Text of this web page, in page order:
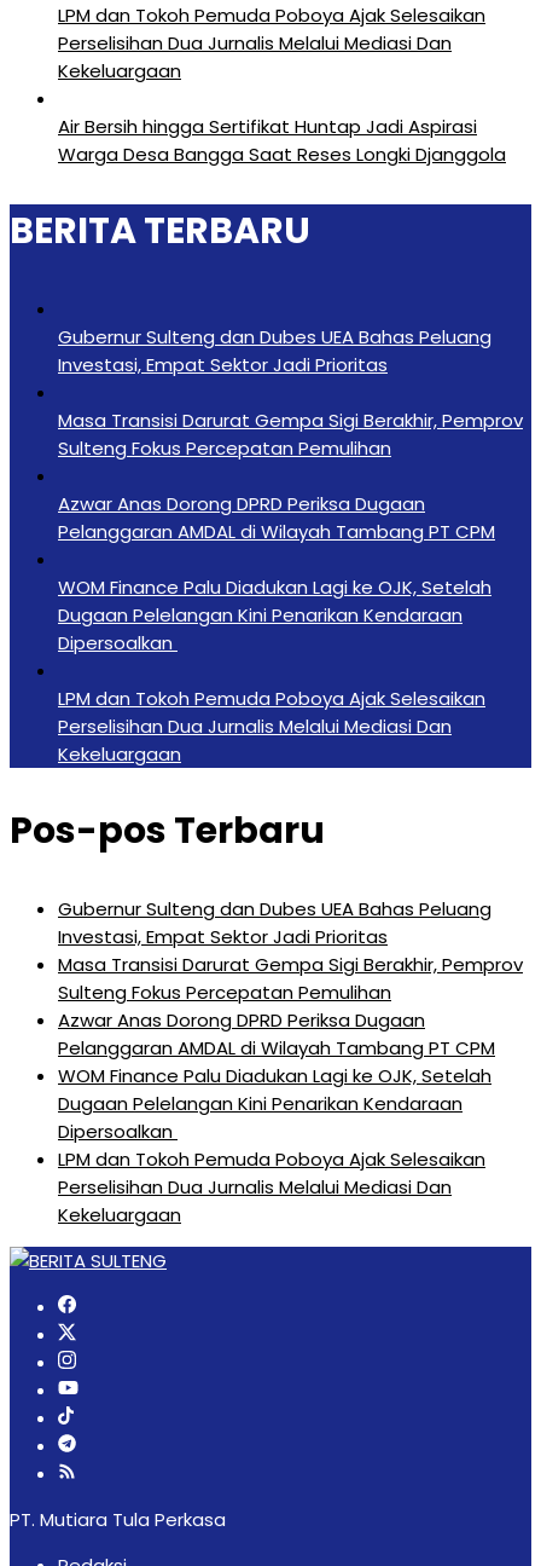
LPM dan Tokoh Pemuda Poboya Ajak Selesaikan
Perselisihan Dua Jurnalis Melalui Mediasi Dan
Kekeluargaan
Air Bersih hingga Sertifikat Huntap Jadi Aspirasi
Warga Desa Bangga Saat Reses Longki Djanggola
BERITA TERBARU
Gubernur Sulteng dan Dubes UEA Bahas Peluang
Investasi, Empat Sektor Jadi Prioritas
Masa Transisi Darurat Gempa Sigi Berakhir, Pemprov
Sulteng Fokus Percepatan Pemulihan
Azwar Anas Dorong DPRD Periksa Dugaan
Pelanggaran AMDAL di Wilayah Tambang PT CPM
‎WOM Finance Palu Diadukan Lagi ke OJK, Setelah
Dugaan Pelelangan Kini Penarikan Kendaraan
Dipersoalkan ‎
LPM dan Tokoh Pemuda Poboya Ajak Selesaikan
Perselisihan Dua Jurnalis Melalui Mediasi Dan
Kekeluargaan
Pos-pos Terbaru
Gubernur Sulteng dan Dubes UEA Bahas Peluang
Investasi, Empat Sektor Jadi Prioritas
Masa Transisi Darurat Gempa Sigi Berakhir, Pemprov
Sulteng Fokus Percepatan Pemulihan
Azwar Anas Dorong DPRD Periksa Dugaan
Pelanggaran AMDAL di Wilayah Tambang PT CPM
‎WOM Finance Palu Diadukan Lagi ke OJK, Setelah
Dugaan Pelelangan Kini Penarikan Kendaraan
Dipersoalkan ‎
LPM dan Tokoh Pemuda Poboya Ajak Selesaikan
Perselisihan Dua Jurnalis Melalui Mediasi Dan
Kekeluargaan
PT. Mutiara Tula Perkasa